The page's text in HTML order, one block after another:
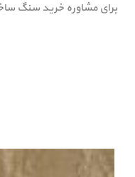
برای مشاوره خرید سنگ